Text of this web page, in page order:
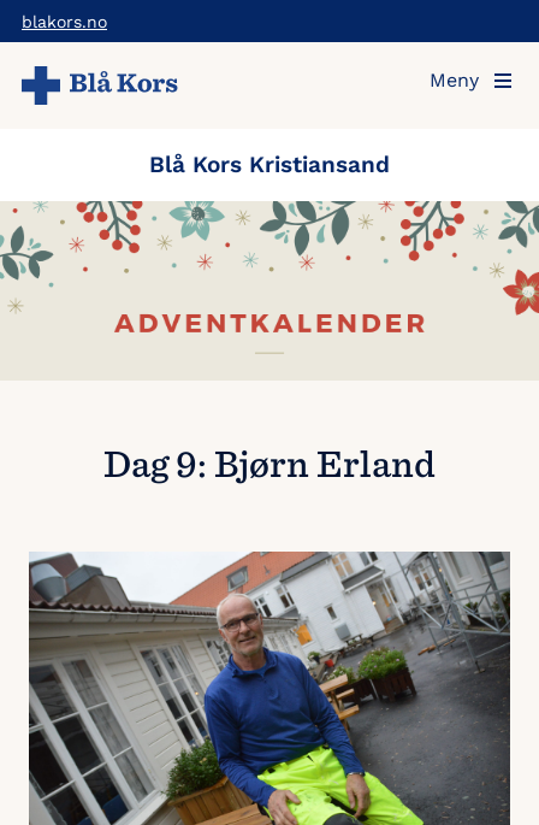
Hopp
til
hovedinnholdet
blakors.no
Meny
Blå Kors Kristiansand
Dag 9: Bjørn Erland